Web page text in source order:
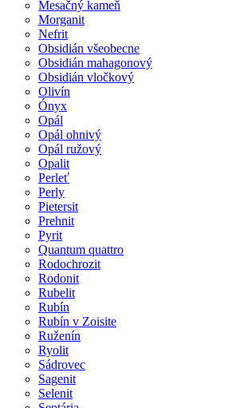
Mesačný kameň
Morganit
Nefrit
Obsidián všeobecne
Obsidián mahagonový
Obsidián vločkový
Olivín
Ónyx
Opál
Opál ohnivý
Opál ružový
Opalit
Perleť
Perly
Pietersit
Prehnit
Pyrit
Quantum quattro
Rodochrozit
Rodonit
Rubelit
Rubín
Rubín v Zoisite
Ruženín
Ryolit
Sádrovec
Sagenit
Selenit